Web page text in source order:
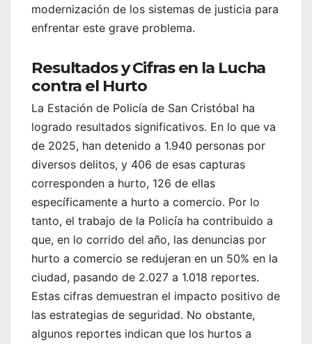
modernización de los sistemas de justicia para
enfrentar este grave problema.
Resultados y Cifras en la Lucha
contra el Hurto
La Estación de Policía de San Cristóbal ha
logrado resultados significativos. En lo que va
de 2025, han detenido a 1.940 personas por
diversos delitos, y 406 de esas capturas
corresponden a hurto, 126 de ellas
específicamente a hurto a comercio. Por lo
tanto, el trabajo de la Policía ha contribuido a
que, en lo corrido del año, las denuncias por
hurto a comercio se redujeran en un 50% en la
ciudad, pasando de 2.027 a 1.018 reportes.
Estas cifras demuestran el impacto positivo de
las estrategias de seguridad. No obstante,
algunos reportes indican que los hurtos a